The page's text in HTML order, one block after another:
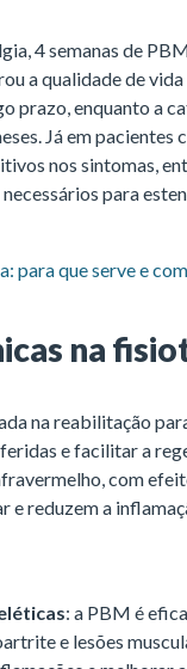
4 semanas de
a qualidade de
prazo, enquanto a
Já em pacientes
nos sintomas,
para
para que serve e
na
na reabilitação
e facilitar a
com
e reduzem a
: a PBM é
e lesões